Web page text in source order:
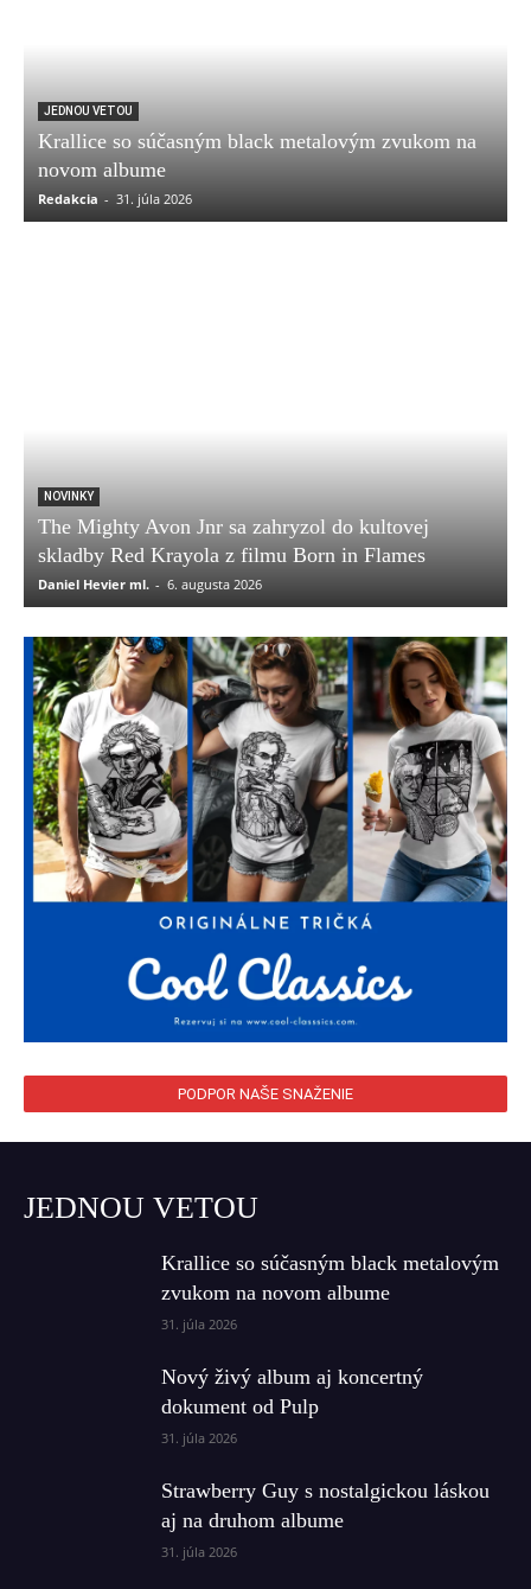
JEDNOU VETOU
Krallice so súčasným black metalovým zvukom na
novom albume
Redakcia - 31. júla 2026
NOVINKY
The Mighty Avon Jnr sa zahryzol do kultovej
skladby Red Krayola z filmu Born in Flames
Daniel Hevier ml. - 6. augusta 2026
PODPOR NAŠE SNAŽENIE
JEDNOU VETOU
Krallice so súčasným black metalovým
zvukom na novom albume
31. júla 2026
Nový živý album aj koncertný
dokument od Pulp
31. júla 2026
Strawberry Guy s nostalgickou láskou
aj na druhom albume
31. júla 2026